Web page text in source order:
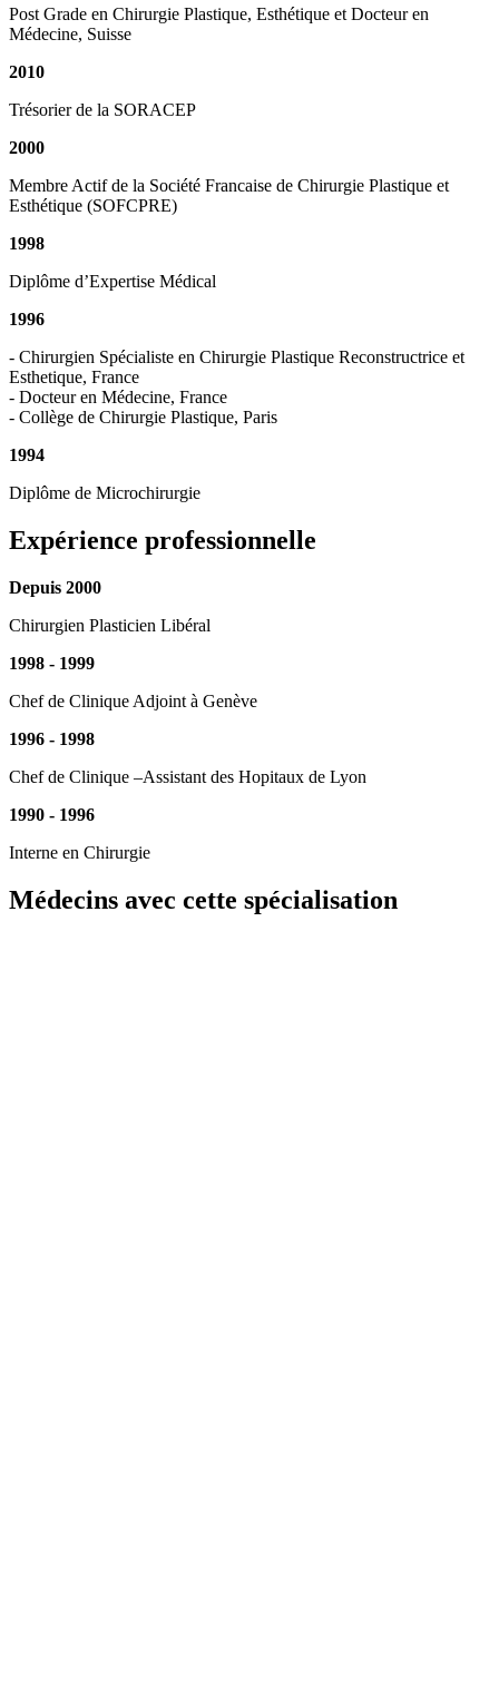
Post Grade en Chirurgie Plastique, Esthétique et Docteur en
Médecine, Suisse
2010
Trésorier de la SORACEP
2000
Membre Actif de la Société Francaise de Chirurgie Plastique et
Esthétique (SOFCPRE)
1998
Diplôme d’Expertise Médical
1996
- Chirurgien Spécialiste en Chirurgie Plastique Reconstructrice et
Esthetique, France
- Docteur en Médecine, France
- Collège de Chirurgie Plastique, Paris
1994
Diplôme de Microchirurgie
Expérience professionnelle
Depuis 2000
Chirurgien Plasticien Libéral
1998 - 1999
Chef de Clinique Adjoint à Genève
1996 - 1998
Chef de Clinique –Assistant des Hopitaux de Lyon
1990 - 1996
Interne en Chirurgie
Médecins avec cette spécialisation